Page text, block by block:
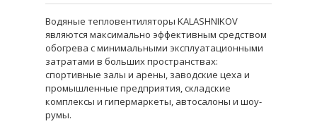
Водяные тепловентиляторы KALASHNIKOV
являются максимально эффективным средством
обогрева с минимальными эксплуатационными
затратами в больших пространствах:
спортивные залы и арены, заводские цеха и
промышленные предприятия, складские
комплексы и гипермаркеты, автосалоны и шоу-
румы.